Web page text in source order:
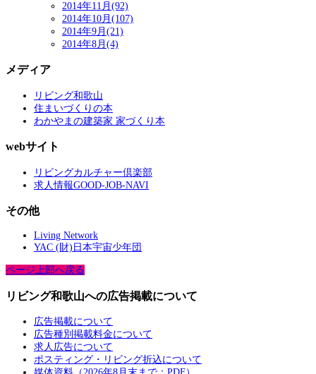
2014年11月(92)
2014年10月(107)
2014年9月(21)
2014年8月(4)
メディア
リビング和歌山
住まいづくりの本
わかやまの建築家 家づくり本
webサイト
リビングカルチャー倶楽部
求人情報GOOD-JOB-NAVI
その他
Living Network
YAC (財)日本宇宙少年団
ページ上部へ戻る
リビング和歌山への広告掲載について
広告掲載について
広告種別掲載料金について
求人広告について
ポスティング・リビング折込について